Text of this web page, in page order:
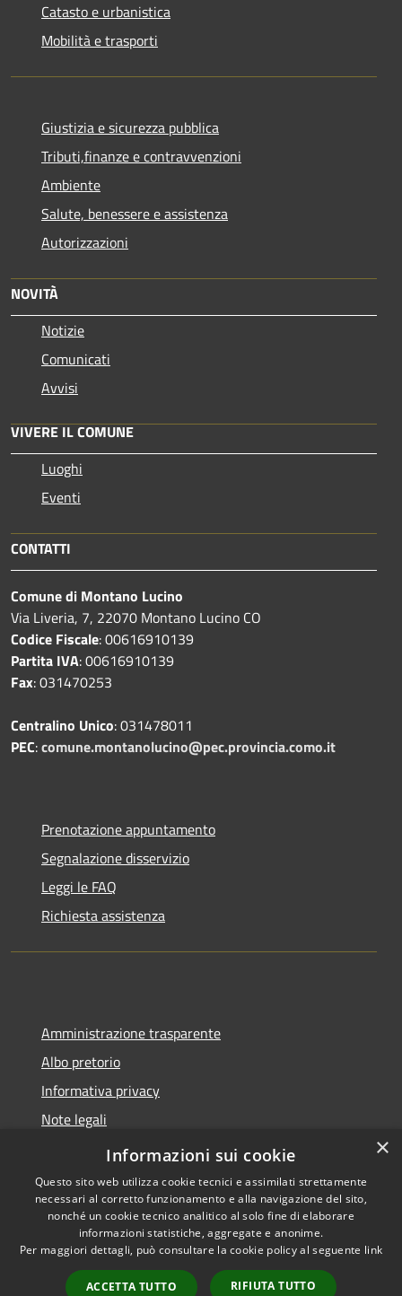
Catasto e urbanistica
Mobilità e trasporti
Giustizia e sicurezza pubblica
Tributi,finanze e contravvenzioni
Ambiente
Salute, benessere e assistenza
Autorizzazioni
NOVITÀ
Notizie
Comunicati
Avvisi
VIVERE IL COMUNE
Luoghi
Eventi
CONTATTI
Comune di Montano Lucino
Via Liveria, 7, 22070 Montano Lucino CO
Codice Fiscale: 00616910139
Partita IVA: 00616910139
Fax: 031470253
Centralino Unico: 031478011
PEC:comune.montanolucino@pec.provincia.como.it
Prenotazione appuntamento
Segnalazione disservizio
Leggi le FAQ
Richiesta assistenza
Amministrazione trasparente
Albo pretorio
Informativa privacy
Note legali
Dichiarazione di accessibilità
Accessibilità
Copyright © 2026 • Comune di
Montano Lucino • Powered by
Municipium•
Accesso
×
Informazioni sui cookie
Questo sito web utilizza cookie tecnici e assimilati strettamente
necessari al corretto funzionamento e alla navigazione del sito,
nonché un cookie tecnico analitico al solo fine di elaborare
informazioni statistiche, aggregate e anonime.
Per maggiori dettagli, può consultare la cookie policy al seguente link
ACCETTA TUTTO RIFIUTA TUTTO